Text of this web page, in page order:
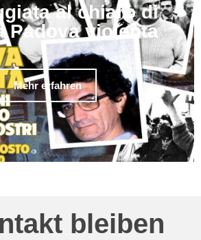
al chiaro di
Padova violenta
Mehr erfahren
bleiben